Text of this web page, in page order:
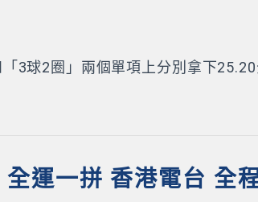
3球2圈」兩個單項上分別拿下
運一拼 香港電台 全